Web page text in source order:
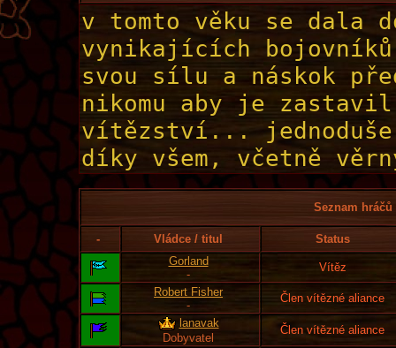
Seznam
- Vládce / titul
Status
Gorland
-
Vítěz
Robert Fisher
-
Člen vítězné aliance
lanavak
Dobyvatel
Člen vítězné aliance